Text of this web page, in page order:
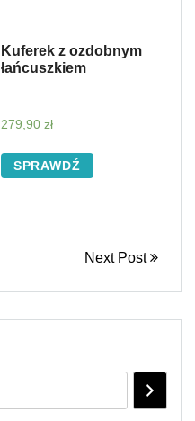
Kuferek z ozdobnym
łańcuszkiem
279,90 zł
SPRAWDŹ
Next Post